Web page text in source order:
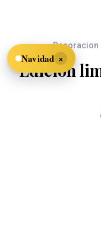
Decoracion
Edición
Navidad ×